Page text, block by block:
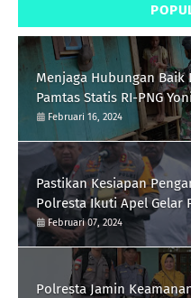
Menjaga Hubungan Baik
Pamtas Statis RI-PNG
Silaturrahmi
Februari 16, 2024
Pastikan Kesiapan
Polresta Ikuti Apel Gelar
Februari 07, 2024
Polresta Jamin